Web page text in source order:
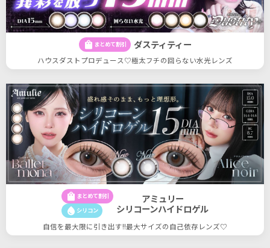
shopping_bag まとめて割引 ダスティティー
ハウスダストプロデュース♡極太フチの回らない水光レンズ
shopping_bag まとめて割引
water_drop シリコン
アミュリー
シリコーンハイドロゲル
自信を最大限に引き出す!!最大サイズの自己依存レンズ♡